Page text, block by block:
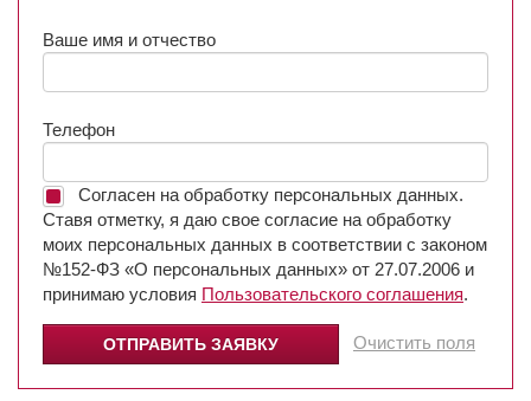
Ваше имя и отчество
Телефон
Согласен на обработку персональных данных.
Ставя отметку, я даю свое согласие на обработку
моих персональных данных в соответствии с законом
№152-ФЗ «О персональных данных» от 27.07.2006 и
принимаю условия Пользовательского соглашения.
Очистить поля